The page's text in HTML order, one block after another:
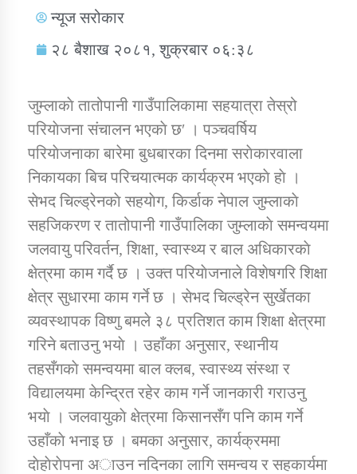
कुषि बिकास कार्यालय जुम्ला सुचना सन्देश
डिभिजन कार्यालय जुम्लाको सुचना सन्देश
कर्णाली प्रविधि शिक्षालय जुम्लाको सुचना
सामाजिक बिकास कार्यालय जुम्लाकाे सुचना
न्यूज सरोकार
२८ बैशाख २०८१, शुक्रबार ०६:३८
जुम्लाकाे तातोपानी गाउँपालिकामा सहयात्रा तेस्रो
परियाेजना संचालन भएकाे छ′ । पञ्चवर्षिय
परियाेजनाका बारेमा बुधबारका दिनमा सराेकारवाला
निकायका बिच परिचयात्मक कार्यक्रम भएकाे हाे ।
सेभद चिल्ड्रेनकाे सहयाेग, किर्डाक नेपाल जुम्लाकाे
सहजिकरण र तातोपानी गाउँपालिका जुम्लाकाे समन्वयमा
जलवायु परिवर्तन, शिक्षा, स्वास्थ्य र बाल अधिकारकाे
क्षेत्रमा काम गर्दै छ । उक्त परियाेजनाले विशेषगरि शिक्षा
क्षेत्र सुधारमा काम गर्ने छ । सेभद चिल्ड्रेन सुर्खेतका
व्यवस्थापक विष्णु बमले ३८ प्रतिशत काम शिक्षा क्षेत्रमा
गरिने बताउनु भयाे । उहाँका अनुसार, स्थानीय
तहसँगकाे समन्वयमा बाल क्लब, स्वास्थ्य संस्था र
विद्यालयमा केन्द्रित रहेर काम गर्ने जानकारी गराउनु
भयाे । जलवायुकाे क्षेत्रमा किसानसँग पनि काम गर्ने
उहाँकाे भनाइ छ । बमका अनुसार, कार्यक्रममा
दाेहाेराेपना अाउन नदिनका लागि समन्वय र सहकार्यमा